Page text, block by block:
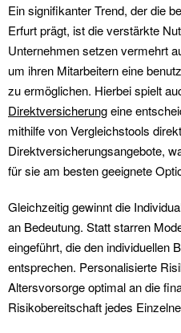
Ein signifikanter Trend, der die
Erfurt prägt, ist die verstärkte
Unternehmen setzen vermehrt
um ihren Mitarbeitern eine
zu ermöglichen. Hierbei spielt
Direktversicherungeine
mithilfe von Vergleichstools
Direktversicherungsangebote,
für sie am besten geeignete
Gleichzeitig gewinnt die
an Bedeutung. Statt starren
eingeführt, die den individuellen
entsprechen. Personalisierte
Altersvorsorge optimal an die
Risikobereitschaft jedes